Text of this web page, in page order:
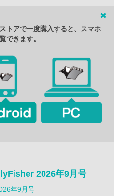
トアで一度購入すると、スマホ
できます。
2026年9月号
年9月号